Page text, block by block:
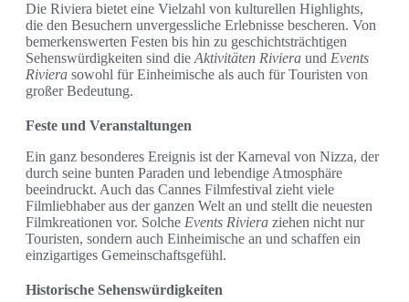
Die Riviera bietet eine Vielzahl von kulturellen Highlights,
die den Besuchern unvergessliche Erlebnisse bescheren. Von
bemerkenswerten Festen bis hin zu geschichtsträchtigen
Sehenswürdigkeiten sind die Aktivitäten Riviera und Events
Riviera sowohl für Einheimische als auch für Touristen von
großer Bedeutung.
Feste und Veranstaltungen
Ein ganz besonderes Ereignis ist der Karneval von Nizza, der
durch seine bunten Paraden und lebendige Atmosphäre
beeindruckt. Auch das Cannes Filmfestival zieht viele
Filmliebhaber aus der ganzen Welt an und stellt die neuesten
Filmkreationen vor. Solche Events Riviera ziehen nicht nur
Touristen, sondern auch Einheimische an und schaffen ein
einzigartiges Gemeinschaftsgefühl.
Historische Sehenswürdigkeiten